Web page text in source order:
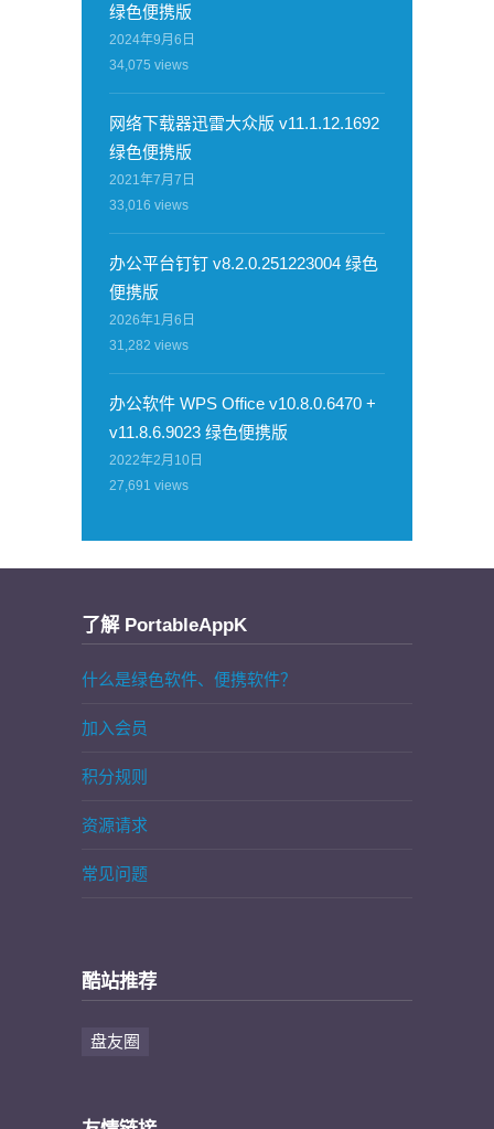
绿色便携版
2024年9月6日
34,075 views
网络下载器迅雷大众版 v11.1.12.1692
绿色便携版
2021年7月7日
33,016 views
办公平台钉钉 v8.2.0.251223004 绿色
便携版
2026年1月6日
31,282 views
办公软件 WPS Office v10.8.0.6470 +
v11.8.6.9023 绿色便携版
2022年2月10日
27,691 views
了解 PortableAppK
什么是绿色软件、便携软件？
加入会员
积分规则
资源请求
常见问题
酷站推荐
盘友圈